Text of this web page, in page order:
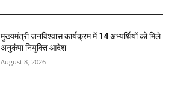
मुख्यमंत्री जनविश्वास कार्यक्रम में 14 अभ्यर्थियों को मिले
अनुकंपा नियुक्ति आदेश
August 8, 2026